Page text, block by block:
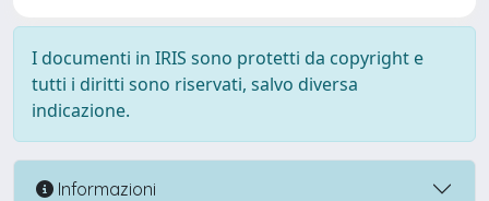
I documenti in IRIS sono protetti da copyright e
tutti i diritti sono riservati, salvo diversa
indicazione.
Informazioni